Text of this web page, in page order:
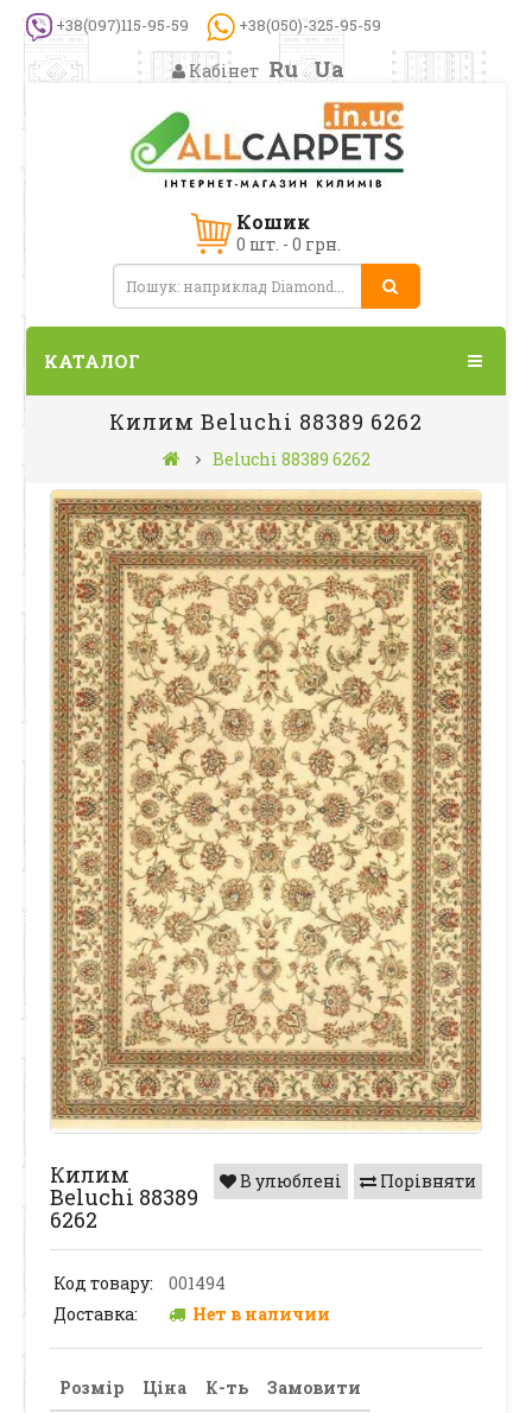
+38(097)115-95-59 +38(050)-325-95-59
Кабінет Ru Ua
Кошик
0 шт. - 0 грн.
КАТАЛОГ
Килим Beluchi 88389 6262
Beluchi 88389 6262
Порівняти
В улюблені
Килим
Beluchi 88389
6262
Код товару:
001494
Доставка:
Нет в наличии
Розмір Ціна К-ть Замовити